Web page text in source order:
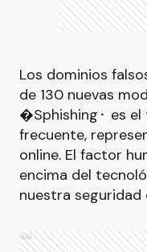
Los dominios
de 130 nuevas
�Sphishing⬝ es
frecuente,
online. El factor
encima del
nuestra seguridad
Ads